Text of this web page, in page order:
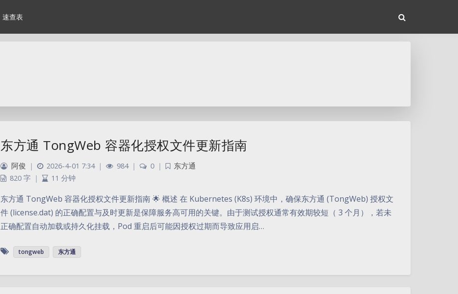
速查表
东方通 TongWeb 容器化授权文件更新指南
阿俊 | 2026-4-01 7:34 | 984 | 0 |
东方通
820 字 | 11 分钟
东方通 TongWeb 容器化授权文件更新指南 🌟 概述 在 Kubernetes (K8s) 环境中，确保东方通 (TongWeb) 授权文
件 (license.dat) 的正确配置与及时更新是保障服务高可用的关键。由于测试授权通常有效期较短（ 3 个月），若未
正确配置自动加载或持久化挂载，Pod 重启后可能因授权过期而导致应用启…
tongweb 东方通